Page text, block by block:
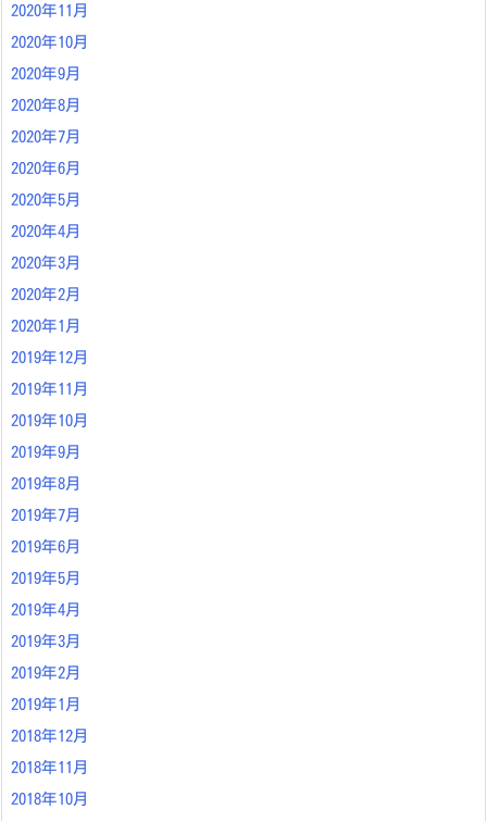
2020年11月
2020年10月
2020年9月
2020年8月
2020年7月
2020年6月
2020年5月
2020年4月
2020年3月
2020年2月
2020年1月
2019年12月
2019年11月
2019年10月
2019年9月
2019年8月
2019年7月
2019年6月
2019年5月
2019年4月
2019年3月
2019年2月
2019年1月
2018年12月
2018年11月
2018年10月